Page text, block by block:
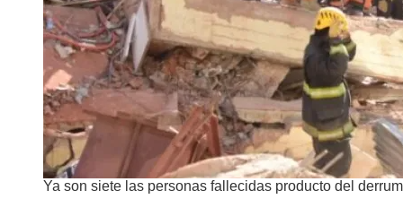
Ya son siete las personas fallecidas producto del